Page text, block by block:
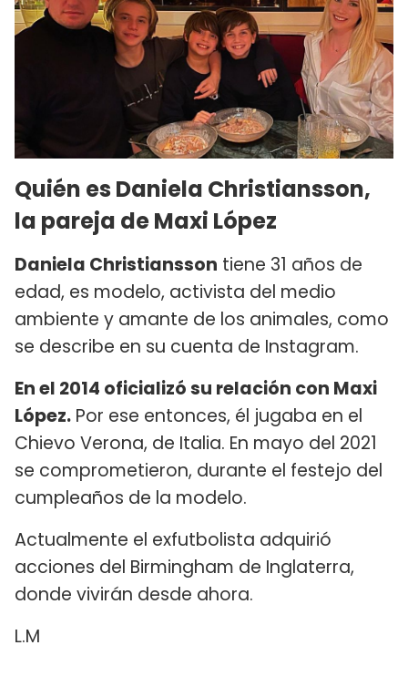
Quién es Daniela Christiansson,
la pareja de Maxi López
Daniela Christiansson tiene 31 años de
edad, es modelo, activista del medio
ambiente y amante de los animales, como
se describe en su cuenta de Instagram.
En el 2014 oficializó su relación con Maxi
López. Por ese entonces, él jugaba en el
Chievo Verona, de Italia. En mayo del 2021
se comprometieron, durante el festejo del
cumpleaños de la modelo.
Actualmente el exfutbolista adquirió
acciones del Birmingham de Inglaterra,
donde vivirán desde ahora.
L.M